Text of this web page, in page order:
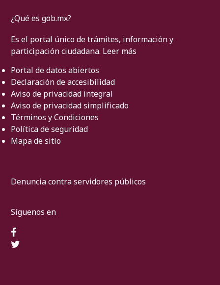
¿Qué es gob.mx?
Es el portal único de trámites, información y
participación ciudadana. Leer más
Portal de datos abiertos
Declaración de accesibilidad
Aviso de privacidad integral
Aviso de privacidad simplificado
Términos y Condiciones
Política de seguridad
Mapa de sitio
Denuncia contra servidores públicos
Síguenos en